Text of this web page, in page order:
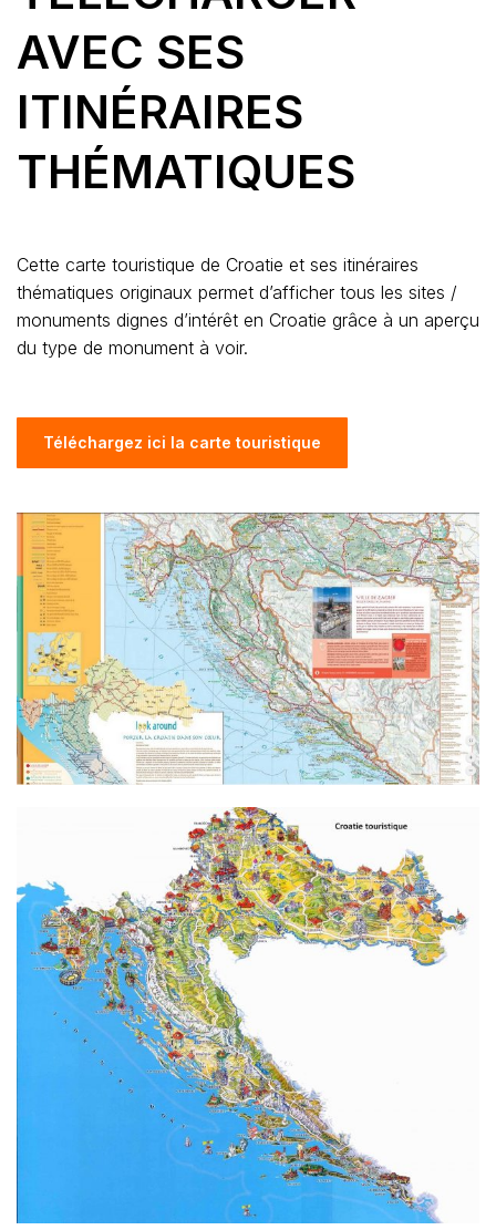
AVEC SES
ITINÉRAIRES
THÉMATIQUES
Cette carte touristique de Croatie et ses itinéraires
thématiques originaux permet d’afficher tous les sites /
monuments dignes d’intérêt en Croatie grâce à un aperçu
du type de monument à voir.
Téléchargez ici la carte touristique